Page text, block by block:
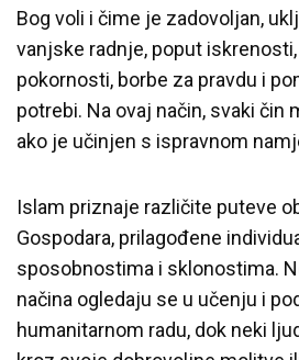
Bog voli i čime je zadovoljan,
vanjske radnje, poput
pokornosti, borbe za pravdu i
potrebi. Na ovaj način, svaki čin
ako je učinjen s ispravnom
Islam priznaje različite puteve
Gospodara, prilagođene
sposobnostima i sklonostima.
načina ogledaju se u učenju i
humanitarnom radu, dok neki